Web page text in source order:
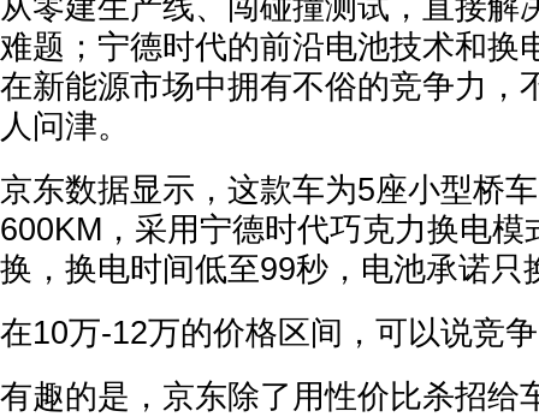
从零建生产线、闯碰撞测试，直接解
难题；宁德时代的前沿电池技术和换
在新能源市场中拥有不俗的竞争力，
人问津。
京东数据显示，这款车为5座小型桥
600KM，采用宁德时代巧克力换电模
换，换电时间低至99秒，电池承诺只
在10万-12万的价格区间，可以说竞
有趣的是，京东除了用性价比杀招给